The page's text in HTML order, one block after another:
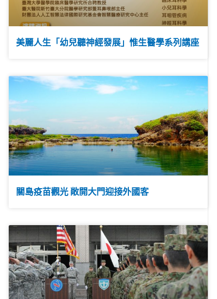
美麗人生「幼兒聽神經發展」惟生醫學系列講座
關島疫苗觀光 敞開大門迎接外國客